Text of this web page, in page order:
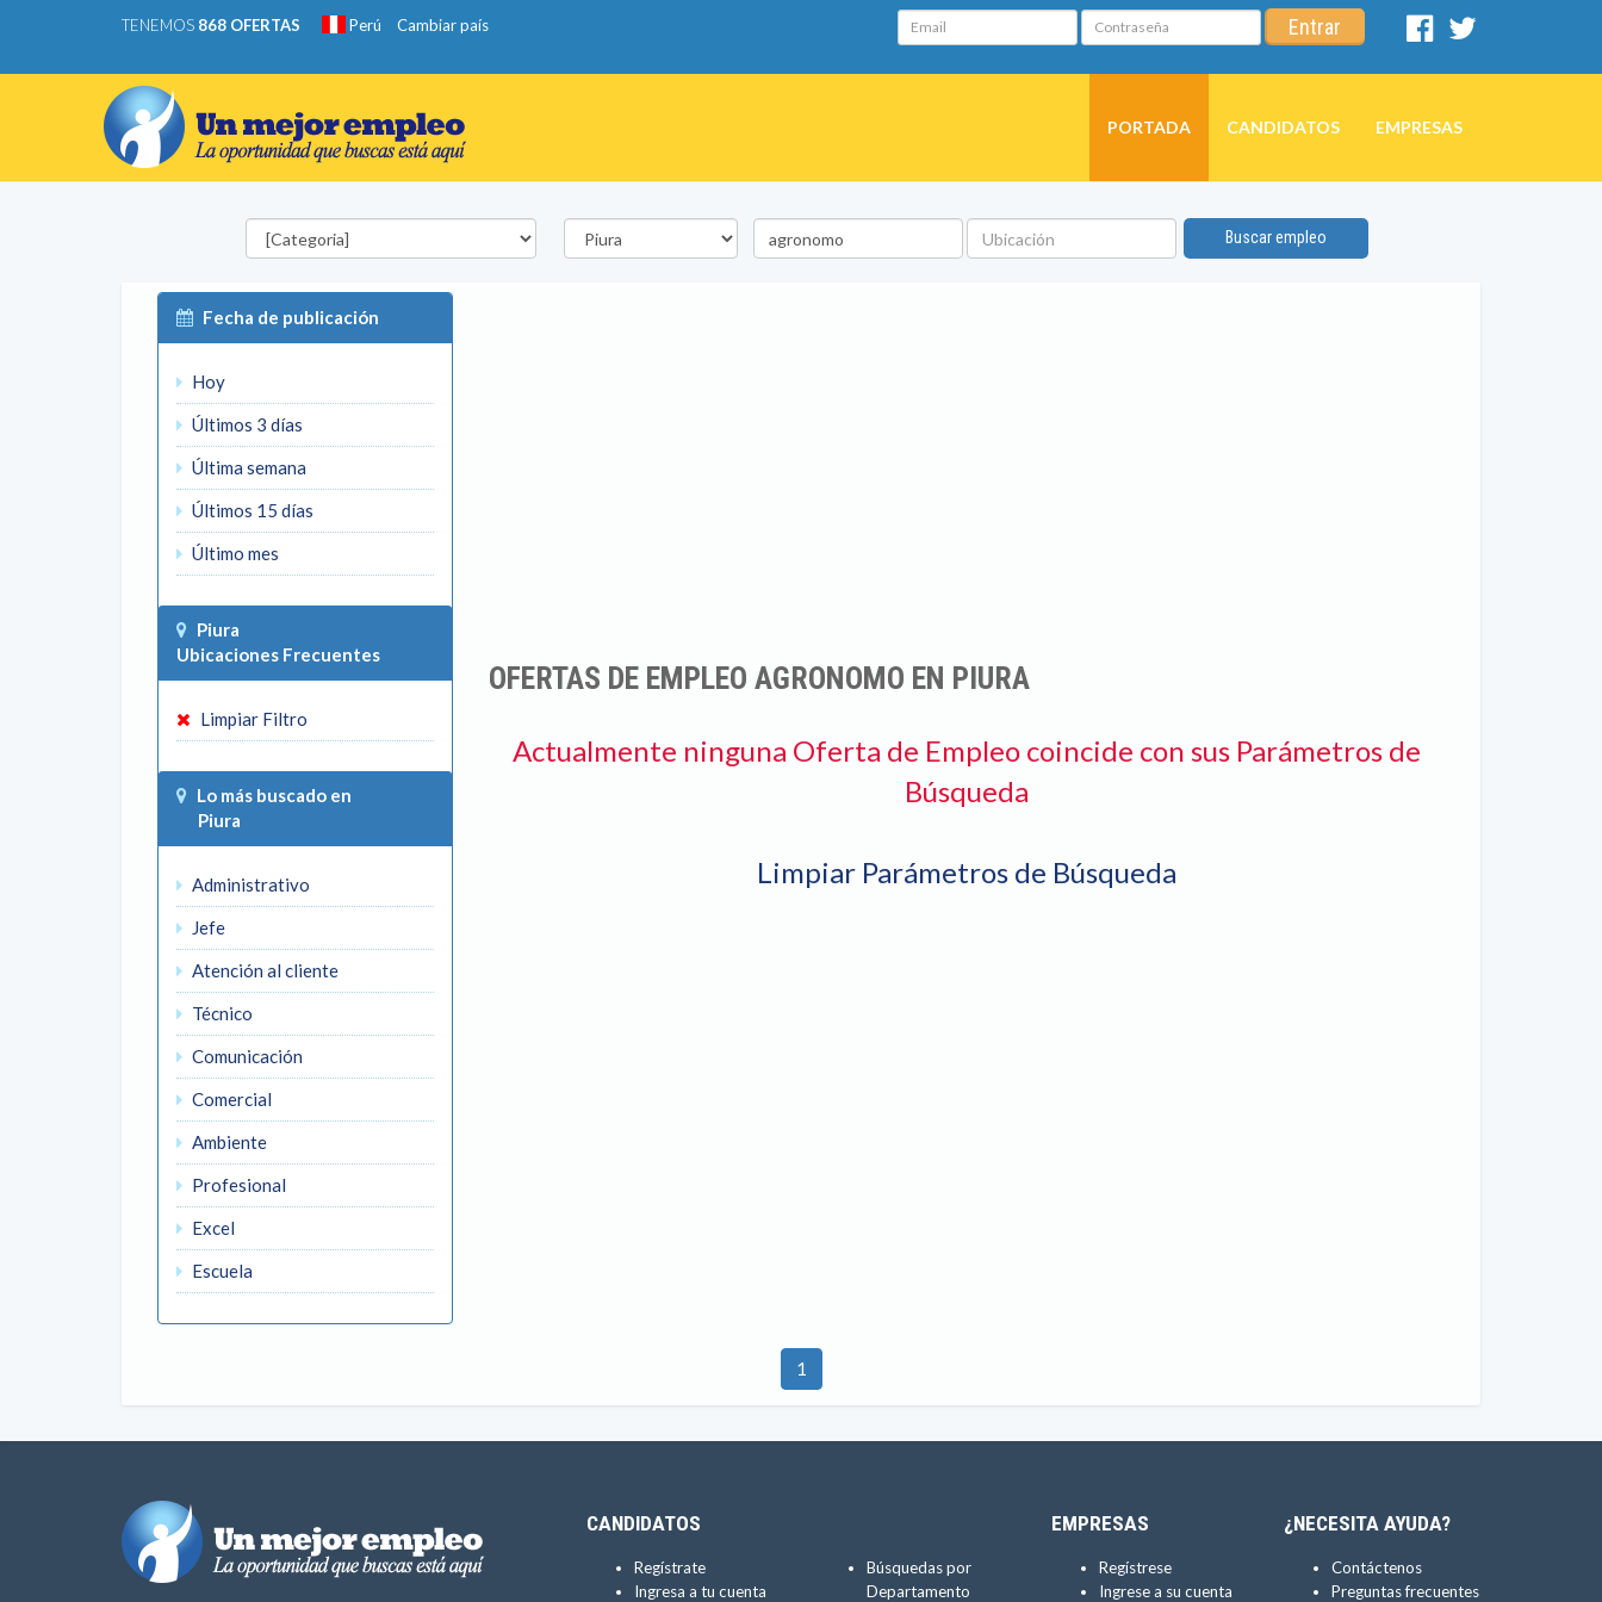
TENEMOS 868 OFERTAS Perú Cambiar país Email Contraseña Entrar
Facebook
PORTADA CANDIDATOS EMPRESAS
Categorías Departamento
Palabra
clave
Ubicación
Buscar empleo
Fecha de publicación
Hoy
Últimos 3 días
Última semana
Últimos 15 días
Último mes
Piura
Ubicaciones Frecuentes
Limpiar Filtro
Lo más buscado en
Piura
Administrativo
Jefe
Atención al cliente
Técnico
Comunicación
Comercial
Ambiente
Profesional
Excel
Escuela
OFERTAS DE EMPLEO AGRONOMO EN PIURA
Actualmente ninguna Oferta de Empleo coincide con sus Parámetros de
Búsqueda
Limpiar Parámetros de Búsqueda
1
CANDIDATOS
Regístrate
Ingresa a tu cuenta
Búsquedas por
Departamento
EMPRESAS
Regístrese
Ingrese a su cuenta
¿NECESITA AYUDA?
Contáctenos
Preguntas frecuentes